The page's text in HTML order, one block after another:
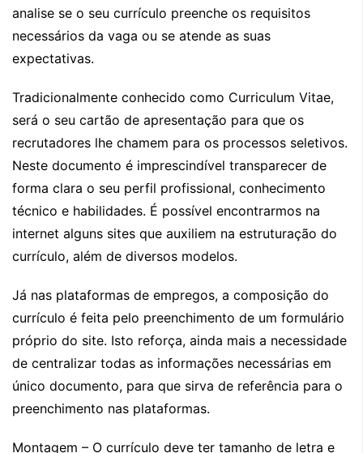
analise se o seu currículo preenche os requisitos
necessários da vaga ou se atende as suas
expectativas.
Tradicionalmente conhecido como Curriculum Vitae,
será o seu cartão de apresentação para que os
recrutadores lhe chamem para os processos seletivos.
Neste documento é imprescindível transparecer de
forma clara o seu perfil profissional, conhecimento
técnico e habilidades. É possível encontrarmos na
internet alguns sites que auxiliem na estruturação do
currículo, além de diversos modelos.
Já nas plataformas de empregos, a composição do
currículo é feita pelo preenchimento de um formulário
próprio do site. Isto reforça, ainda mais a necessidade
de centralizar todas as informações necessárias em
único documento, para que sirva de referência para o
preenchimento nas plataformas.
Montagem – O currículo deve ter tamanho de letra e